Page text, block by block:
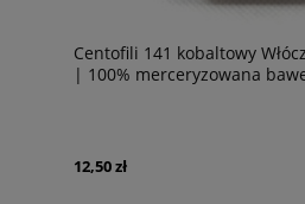
Centofili 141 kobaltowy
| 100% merceryzowana
12,50 zł